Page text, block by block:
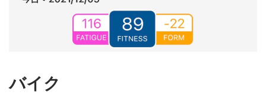
バイク